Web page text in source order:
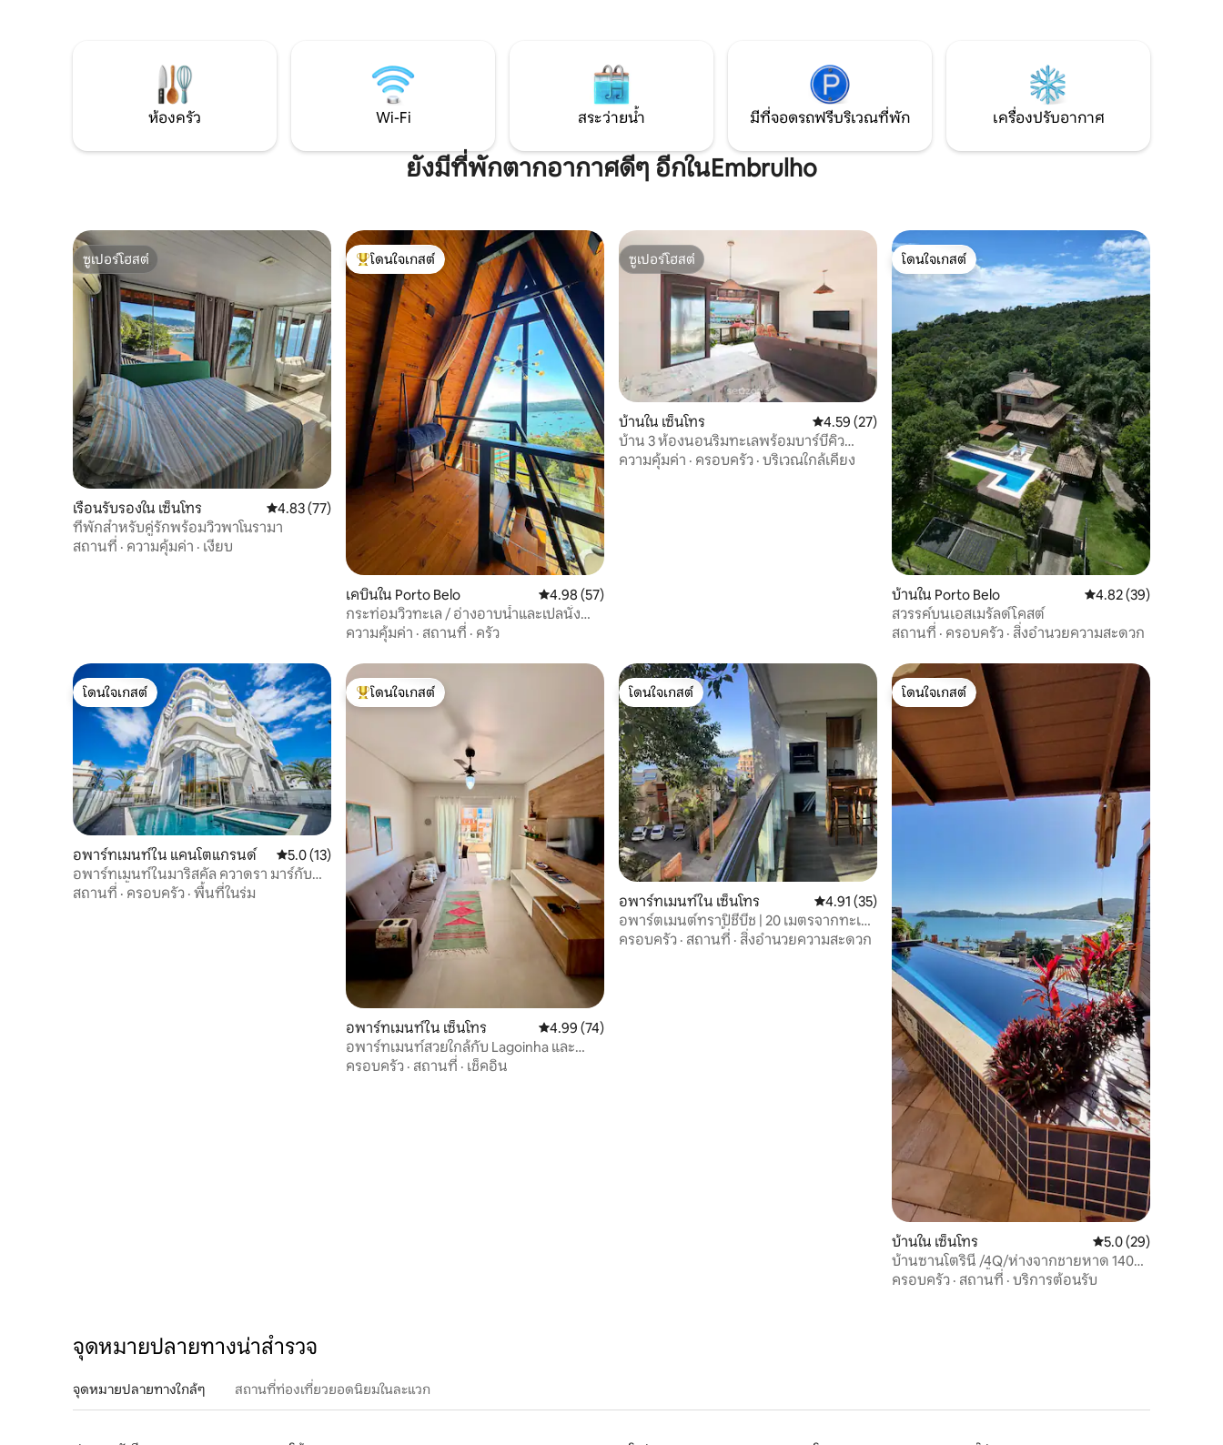
และเช็คอินด้วยตนเองโดยใช้กุญแจในตู้
ห้องครัว Wi-Fi สระว่ายน้ำ มีที่จอดรถฟรีบริเวณที่พัก เครื่องปรับอากาศ
ยังมีที่พักตากอากาศดีๆ อีกในEmbrulho
ซูเปอร์โฮสต์
ซูเปอร์โฮสต์
เรือนรับรองใน เซ็นโทร คะแนนเฉลี่ย 4.83 จาก 5, 77 รีวิว
4.83 (77)
ที่พักสำหรับคู่รักพร้อมวิวพาโนรามา
สถานที่ · ความคุ้มค่า · เงียบ
โดนใจเกสต์ที่สุด
โดนใจเกสต์
เคบินใน Porto Belo คะแนนเฉลี่ย 4.98 จาก 5, 57 รีวิว
4.98 (57)
กระท่อมวิวทะเล / อ่างอาบน้ำและเปลนั่ง
แขวน
ความคุ้มค่า · สถานที่ · ครัว
ซูเปอร์โฮสต์
ซูเปอร์โฮสต์
บ้านใน เซ็นโทร คะแนนเฉลี่ย 4.59 จาก 5, 27 รีวิว
4.59 (27)
บ้าน 3 ห้องนอนริมทะเลพร้อมบาร์บีคิว
Bombinhas SDN042
ความคุ้มค่า · ครอบครัว · บริเวณใกล้เคียง
โดนใจเกสต์
โดนใจเกสต์
บ้านใน Porto Belo คะแนนเฉลี่ย 4.82 จาก
4.82 (39)
สวรรค์บนเอสเมรัลด์โคสต์
สถานที่ · ครอบครัว · สิ่งอำนวยความสะดวก
โดนใจเกสต์
โดนใจเกสต์
อพาร์ทเมนท์ใน แคนโตแกรนด์ คะแนนเฉลี่ย 5.0 จาก 5, 13 รีวิว
5.0 (13)
อพาร์ทเมนท์ในมาริสคัล ควาดรา มาร์กับ
สระว่ายน้ำ
สถานที่ · ครอบครัว · พื้นที่ในร่ม
โดนใจเกสต์ที่สุด
โดนใจเกสต์
อพาร์ทเมนท์ใน เซ็นโทร คะแนนเฉลี่ย 4.99 จาก 5, 74 รีวิว
4.99 (74)
อพาร์ทเมนท์สวยใกล้กับ Lagoinha และ
Sepultura! 103
ครอบครัว · สถานที่ · เช็คอิน
โดนใจเกสต์
โดนใจเกสต์
อพาร์ทเมนท์ใน เซ็นโทร คะแนนเฉลี่ย 4.91 จาก 5, 35 รีวิว
4.91 (35)
อพาร์ตเมนต์ทราปิชีบีช | 20 เมตรจากทะเล |
เป็นมิตรกับสัตว์เลี้ยง
ครอบครัว · สถานที่ · สิ่งอำนวยความสะดวก
โดนใจเกสต์
โดนใจเกสต์
บ้านใน เซ็นโทร คะแนนเฉลี่ย 5.0 จาก
5.0 (29)
บ้านซานโตรินี /4Q/ห่างจากชายหาด 140
เมตร - สระว่ายน้ำอุ่น
ครอบครัว · สถานที่ · บริการต้อนรับ
จุดหมายปลายทางน่าสำรวจ
จุดหมายปลายทางใกล้ๆ สถานที่ท่องเที่ยวยอดนิยมในละแวก